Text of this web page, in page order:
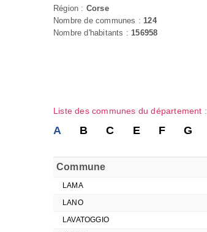
Région : Corse
Nombre de communes :124
Nombre d'habitants :156958
Liste des communes du département :
A B C E F G
Commune
LAMA
LANO
LAVATOGGIO